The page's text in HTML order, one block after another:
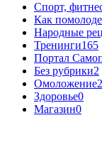
Спорт,
Как
Народные
Тренинги165
Портал
Без рубрики2
Омоложение2
Здоровье0
Магазин0